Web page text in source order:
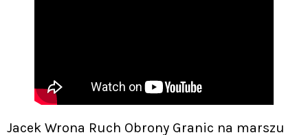
Jacek Wrona Ruch Obrony Granic na marszu